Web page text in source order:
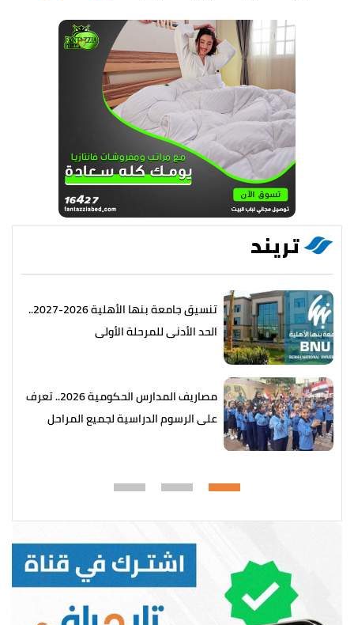
تريند
تنسيق جامعة بنها الأهلية 2026-2027..
الحد الأدنى للمرحلة الأولى
مصاريف المدارس الحكومية 2026.. تعرف
على الرسوم الدراسية لجميع المراحل